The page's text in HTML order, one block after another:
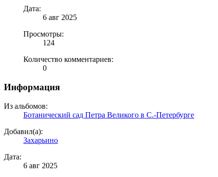
Дата:
6 авг 2025
Просмотры:
124
Количество комментариев:
0
Информация
Из альбомов:
Ботанический сад Петра Великого в С.-Петербурге
Добавил(а):
Захарьино
Дата:
6 авг 2025